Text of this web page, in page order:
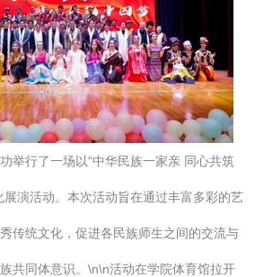
举行了一场以“中华民族一家亲 同心共筑
展演活动。本次活动旨在通过丰富多彩的艺
传统文化，促进各民族师生之间的交流与
共同体意识。\n\n活动在学院体育馆拉开